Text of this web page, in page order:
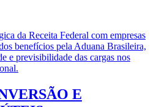
da Receita Federal com empresas
benefícios pela Aduana Brasileira,
e previsibilidade das cargas nos
E